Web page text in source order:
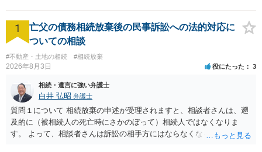
の建物を収去して土地を明け渡さなければならない事態に発展しかねません
ので、慎重な検討のもと進める必要がございます。 また、被相続人の死亡
後、長期間が経過している場合、相続人が多数にわたり、親戚付き合いがな
い場合も多く、合意形成も難しくなる傾向にあり、シビアな交渉が必要とな
る場合が多いといえます。 しかも、今般、相続人が高齢の場合、認知症であ
の必要も生じかねません。 以上のように、多岐にわたる法的問題をひとつひ
とつ解決してゆく必要がございますので、まずは不動産について造詣の深い
弁護士にご相談頂くべきものと存じます。
1
亡父の債務相続放棄後の民事訴訟への法的対応に
ついての相談
#不動産・土地の相続 #相続放棄
2026年8月3日 役にたった 3
相続・遺言に強い弁護士
白井 弘昭 弁護士
質問１について 相続放棄の申述が受理されますと、相談者さんは、遡
及的に（被相続人の死亡時にさかのぼって）相続人ではなくなりま
す。 よって、相談者さんは訴訟の相手方にはならなくなるので（明け